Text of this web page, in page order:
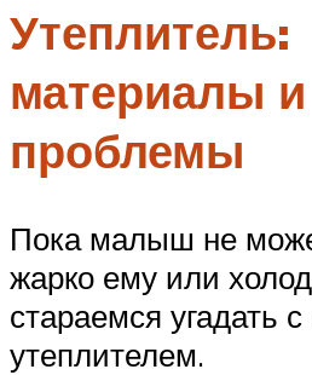
Утеплитель:
материалы и
проблемы
Пока малыш не
жарко ему или
стараемся угадать
утеплителем.